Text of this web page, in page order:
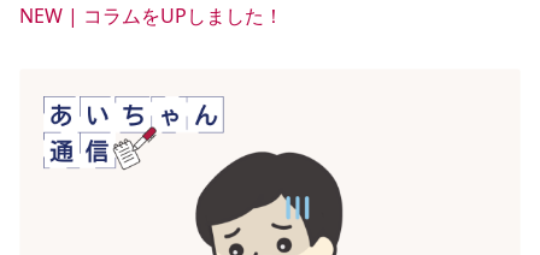
NEW | コラムをUPしました！